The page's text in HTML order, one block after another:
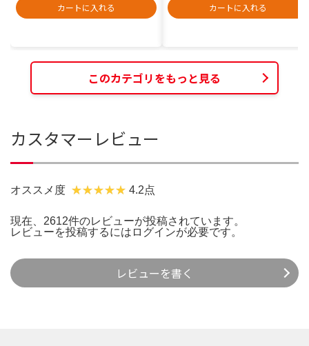
カートに入れる
カートに入れる
このカテゴリをもっと見る
カスタマーレビュー
オススメ度 4.2点
現在、2612件のレビューが投稿されています。
レビューを投稿するには ログインが必要です。
レビューを書く